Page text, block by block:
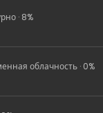
· 8%
облачность · 0%